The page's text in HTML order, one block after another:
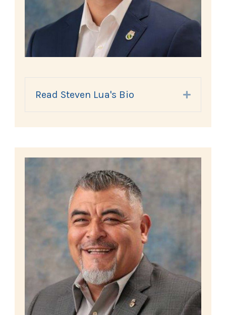
Read Steven Lua's Bio Expand